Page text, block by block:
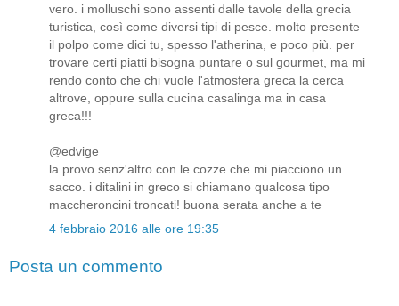
vero. i molluschi sono assenti dalle tavole della grecia
turistica, così come diversi tipi di pesce. molto presente
il polpo come dici tu, spesso l'atherina, e poco più. per
trovare certi piatti bisogna puntare o sul gourmet, ma mi
rendo conto che chi vuole l'atmosfera greca la cerca
altrove, oppure sulla cucina casalinga ma in casa
greca!!!
@edvige
la provo senz'altro con le cozze che mi piacciono un
sacco. i ditalini in greco si chiamano qualcosa tipo
maccheroncini troncati! buona serata anche a te
4 febbraio 2016 alle ore 19:35
Posta un commento